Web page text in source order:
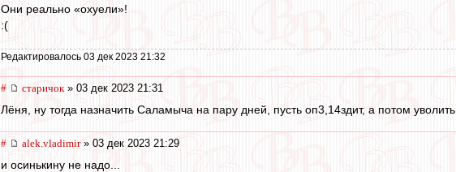
Они реально «охуели»!
:(
Редактировалось 03 дек 2023 21:32
# старичок» 03 дек 2023 21:31
Лёня, ну тогда назначить Саламыча на пару дней, пусть оп3,14здит, а потом уволить.
# alek.vladimir» 03 дек 2023 21:29
и осинькину не надо...